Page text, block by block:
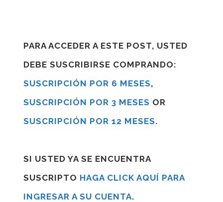
PARA ACCEDER A ESTE POST, USTED
DEBE SUSCRIBIRSE COMPRANDO:
SUSCRIPCIÓN POR 6 MESES,
SUSCRIPCIÓN POR 3 MESES OR
SUSCRIPCIÓN POR 12 MESES.
SI USTED YA SE ENCUENTRA
SUSCRIPTO HAGA CLICK AQUÍ PARA
INGRESAR A SU CUENTA.